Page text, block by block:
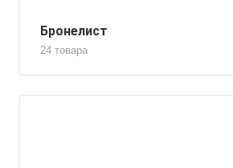
Бронелист
24 товара